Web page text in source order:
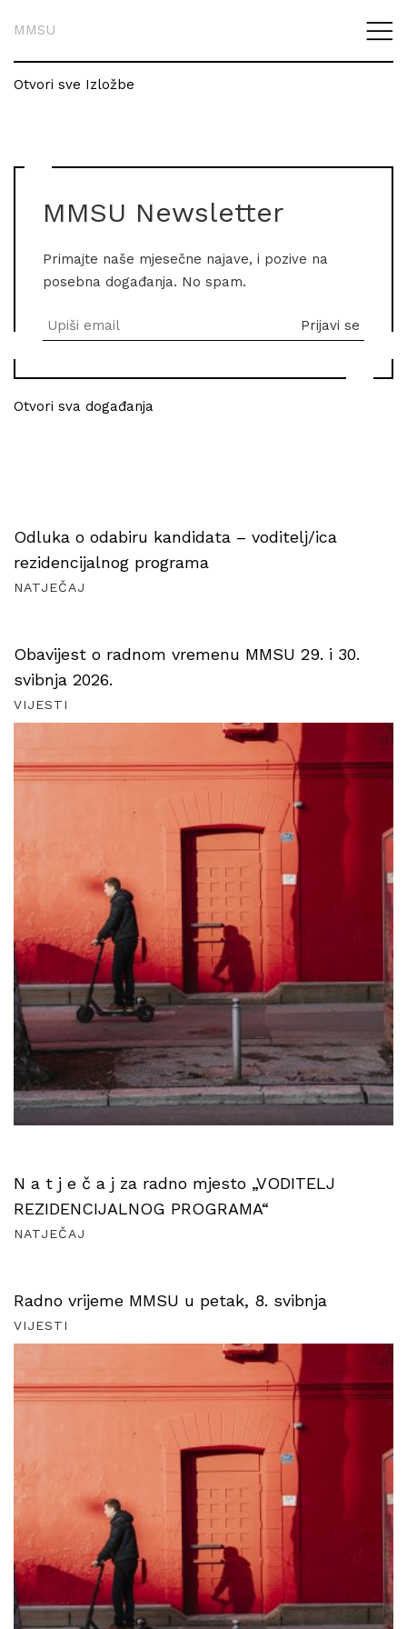
MMSU
Otvori sve Izložbe
MMSU Newsletter
Primajte naše mjesečne najave, i pozive na
posebna događanja. No spam.
Otvori sva događanja
Odluka o odabiru kandidata – voditelj/ica
rezidencijalnog programa
NATJEČAJ
Obavijest o radnom vremenu MMSU 29. i 30.
svibnja 2026.
VIJESTI
N a t j e č a j za radno mjesto „VODITELJ
REZIDENCIJALNOG PROGRAMA“
NATJEČAJ
Radno vrijeme MMSU u petak, 8. svibnja
VIJESTI